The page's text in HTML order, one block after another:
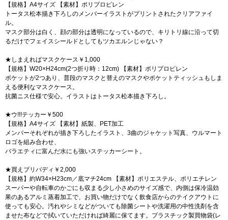
【規格】A4サイズ 【素材】ポリプロピレン
トータス松本描き下ろしのメンバーイラストがプリントされたクリアファイ
ル。
マスク部分は白く、顔の部分は透明になっているので、キリトリ線に沿って切
るだけでフェイスシールドとしてもツカエルンじゃない？
★しまえればマスクケース￥1,000
【規格】W20×H24cm(2つ折り時：12cm) 【素材】ポリプロピレン
ポケットが2つあり、普段のマスクと替えのマスクやポケットティッシュもしま
える便利なマスクケース。
抗菌ニス仕様で安心。イラストはトータス松本描き下ろし。
★ウ!!!テッカー￥500
【規格】A4サイズ 【素材】紙製、PET加工
メンバーそれぞれが描き下ろしたイラスト、3曲のジャケット写真、ウルマート
ロゴを組み合わせ、
バラエティに富んだ水にも強いステッカーシート。
★買えブリバディ￥2,000
【規格】約W34×H23cm／底マチ24cm 【素材】ポリエステル、ポリエチレン
スーパーや自転車のかごにも収まる少し小さめのサイズ感で、内側は保冷温効
果のあるアルミ蒸着加工で、お買い物だけでなく飲食店からのテイクアウトに
使っても安心。汚れやシミなどがついても除菌シートや洗濯用の中性洗剤を含
ませた布などで拭いていただければ綺麗に保てます。プラスチック製買物袋(レ